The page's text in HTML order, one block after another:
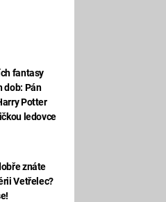
fantasy
dob: Pán
Potter
ledovce
znáte
Vetřelec?